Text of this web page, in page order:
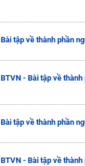
Bài tập về thành phần
BTVN - Bài tập về
Bài tập về thành phần
BTVN - Bài tập về